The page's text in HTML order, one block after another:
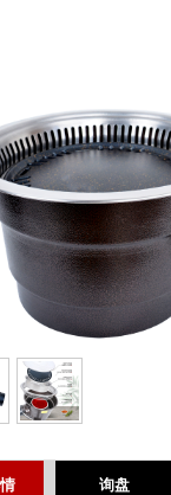
询盘